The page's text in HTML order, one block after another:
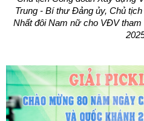
Trung - Bí thư Đảng ủy, Chủ
Nhất đôi Nam nữ cho VĐV